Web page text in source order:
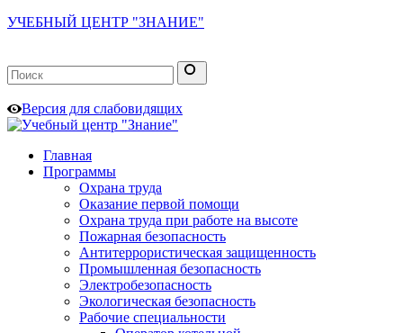
УЧЕБНЫЙ ЦЕНТР "ЗНАНИЕ"
Версия для слабовидящих
Главная
Программы
Охрана труда
Оказание первой помощи
Охрана труда при работе на высоте
Пожарная безопасность
Антитеррористическая защищенность
Промышленная безопасность
Электробезопасность
Экологическая безопасность
Рабочие специальности